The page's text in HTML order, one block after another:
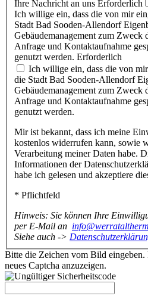
Ihre Nachricht an uns Erforderlich
Ich willige ein, dass die von mir
Stadt Bad Sooden-Allendorf
Gebäudemanagement zum Zweck
Anfrage und Kontaktaufnahme
genutzt werden. Erforderlich
die Stadt Bad Sooden-Allendorf
Gebäudemanagement zum Zweck
Anfrage und Kontaktaufnahme
genutzt werden.
Mir ist bekannt, dass ich meine
kostenlos widerrufen kann, sowie
Verarbeitung meiner Daten habe.
Informationen der
habe ich gelesen und akzeptiere
* Pflichtfeld
Hinweis: Sie können Ihre
per E-Mail an
Siehe auch ->
Bitte die Zeichen vom Bild
neues Captcha anzuzeigen.